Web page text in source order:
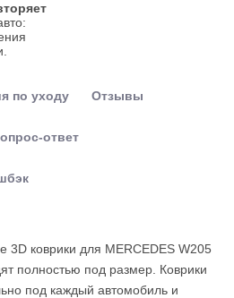
по уходу Отзывы
ответ
3D коврики для MERCEDES W205
полностью под размер. Коврики
под каждый автомобиль и